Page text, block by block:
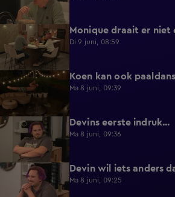
0:29 Monique draait er niet
Di 9 juni, 08:59
0:38 Koen kan ook
Ma 8 juni, 09:39
0:30 Devins eerste indruk...
Ma 8 juni, 09:36
0:25 Devin wil iets anders
Ma 8 juni, 09:25